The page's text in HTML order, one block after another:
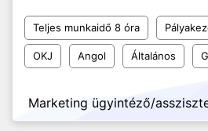
Teljes munkaidő 8 óra
OKJ Angol Általános
Marketing ügyintéző/